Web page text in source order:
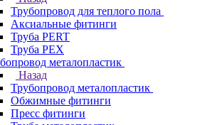
Трубопровод для теплого пола
Аксиальные фитинги
Труба PERT
Труба PEX
металопластик
Назад
Трубопровод металопластик
Обжимные фитинги
Пресс фитинги